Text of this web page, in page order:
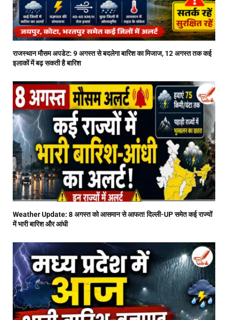
राजस्थान मौसम अपडेट: 9 अगस्त से बदलेगा बारिश का मिजाज, 12 अगस्त तक कई
इलाकों में बढ़ सकती है बारिश
Weather Update: 8 अगस्त को आसमान से आफत! दिल्ली-UP समेत कई राज्यों
में भारी बारिश और आंधी